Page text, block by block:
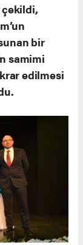
çekildi,
bir
samimi
edilmesi